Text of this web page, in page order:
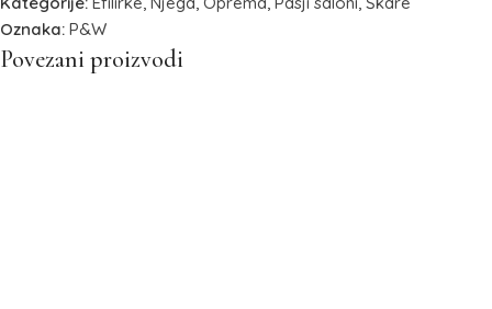
Oznaka: P&W
Povezani proizvodi